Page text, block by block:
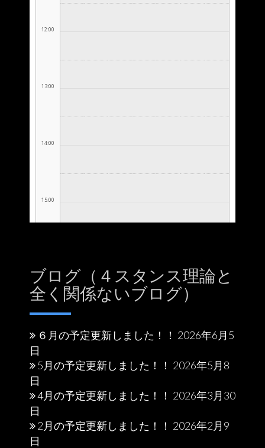
ブログ（４スタンス理論と
全く関係ないブログ）
６月の予定更新しました！！ 2026年6月5
日
5月の予定更新しました！！ 2026年5月8
日
4月の予定更新しました！！ 2026年3月30
日
2月の予定更新しました！！ 2026年2月9
日